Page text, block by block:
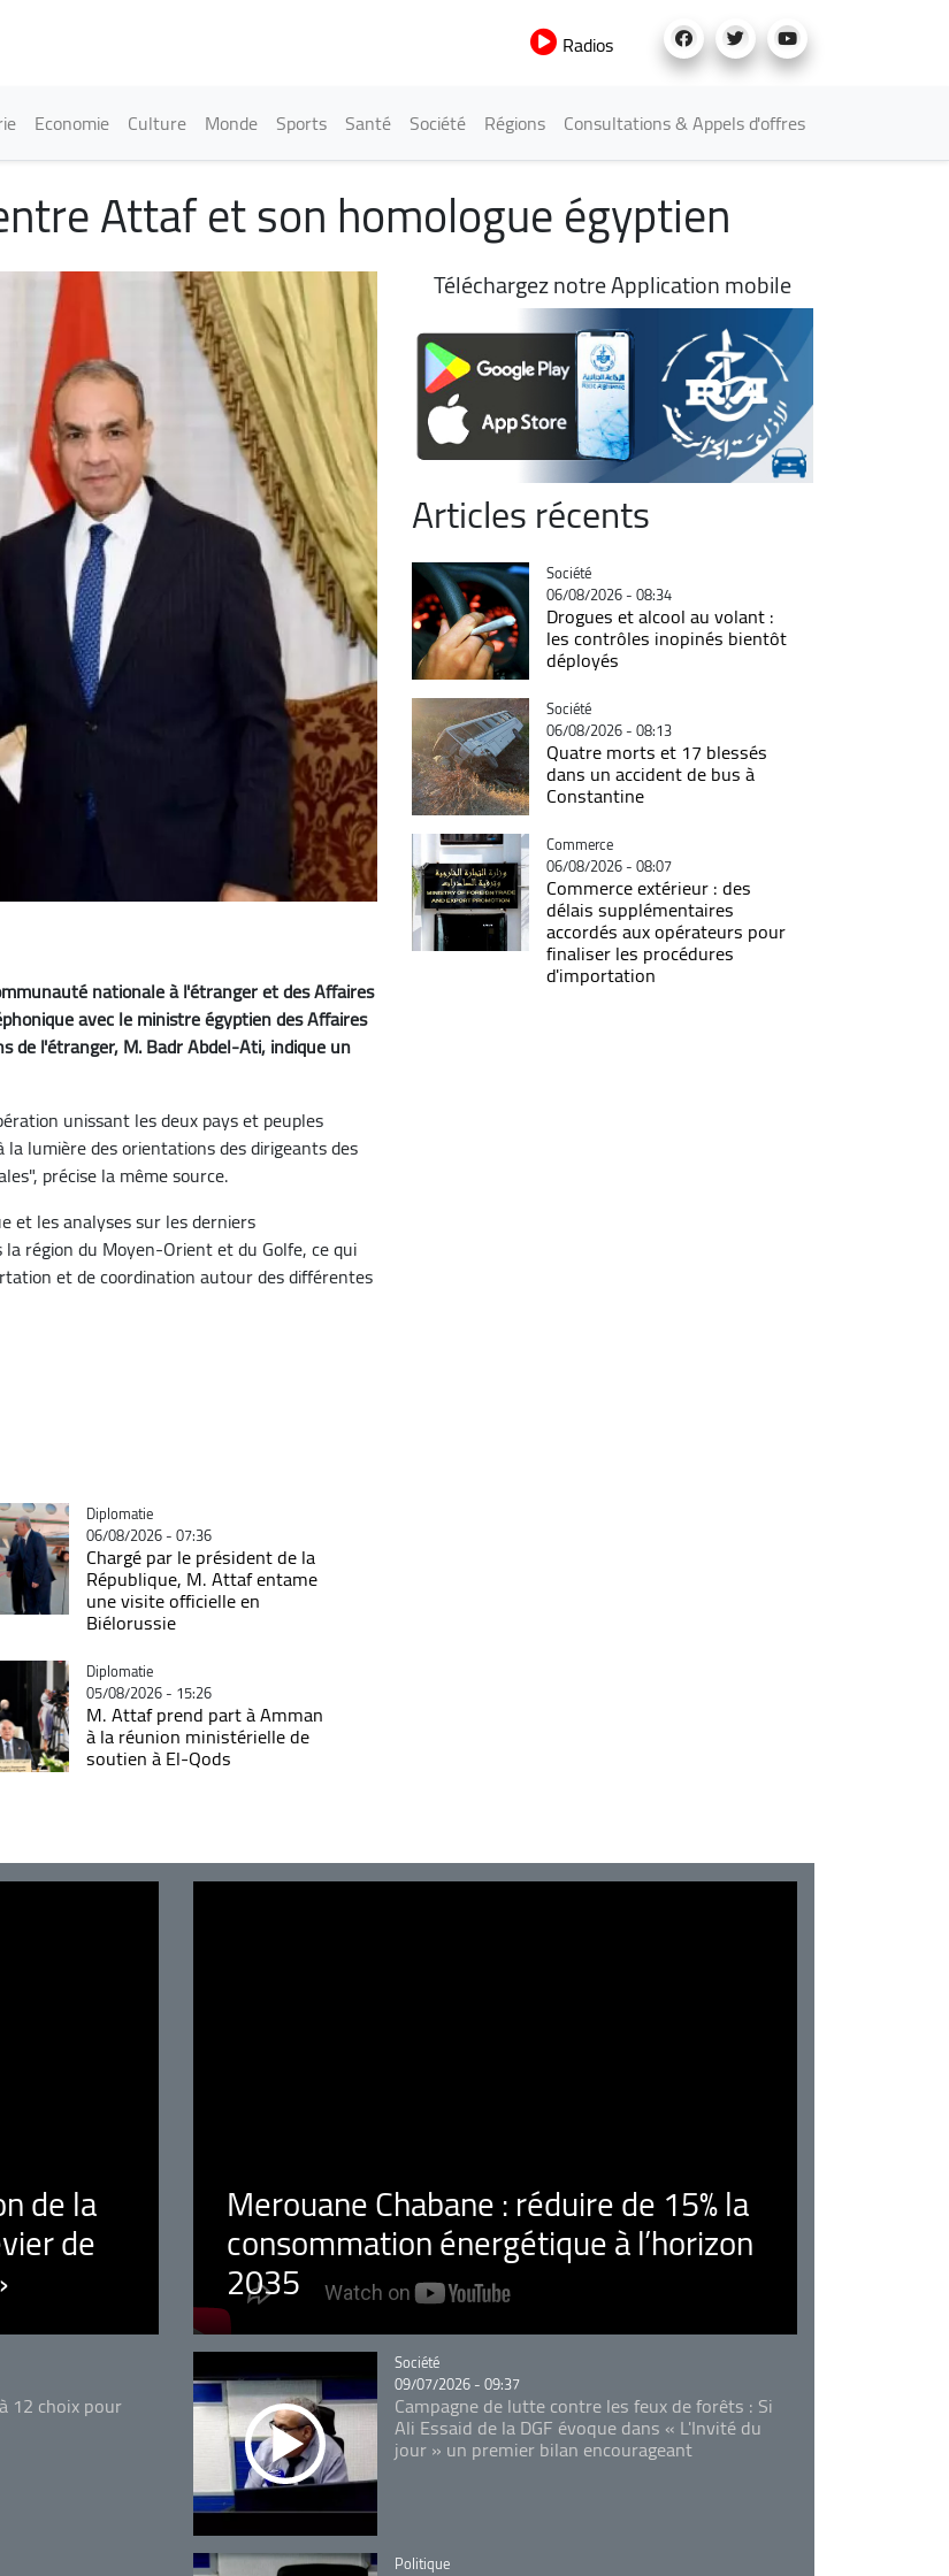
Radios
Economie Culture Monde Sports Santé Société Régions Consultations & Appels d'offres
Attaf et son homologue égyptien
nationale à l'étranger et des Affaires
avec le ministre égyptien des Affaires
de l'étranger, M. Badr Abdel-Ati, indique un
unissant les deux pays et peuples
lumière des orientations des dirigeants des
précise la même source.
et les analyses sur les derniers
région du Moyen-Orient et du Golfe, ce qui
et de coordination autour des différentes
Catégorie
Diplomatie
06/08/2026 - 07:36
Chargé par le président de la
République, M. Attaf entame
une visite officielle en
Biélorussie
Catégorie
Diplomatie
05/08/2026 - 15:26
M. Attaf prend part à Amman
à la réunion ministérielle de
soutien à El-Qods
Téléchargez notre Application mobile
Articles récents
Catégorie
Société
06/08/2026 - 08:34
Drogues et alcool au volant :
les contrôles inopinés bientôt
déployés
Catégorie
Société
06/08/2026 - 08:13
Quatre morts et 17 blessés
dans un accident de bus à
Constantine
Catégorie
Commerce
06/08/2026 - 08:07
Commerce extérieur : des
délais supplémentaires
accordés aux opérateurs pour
finaliser les procédures
d'importation
de la
de
Merouane Chabane : réduire de 15% la
consommation énergétique à l’horizon
2035
12 choix pour
Catégorie
Société
09/07/2026 - 09:37
Campagne de lutte contre les feux de forêts : Si
Ali Essaid de la DGF évoque dans « L'Invité du
jour » un premier bilan encourageant
Catégorie
Politique